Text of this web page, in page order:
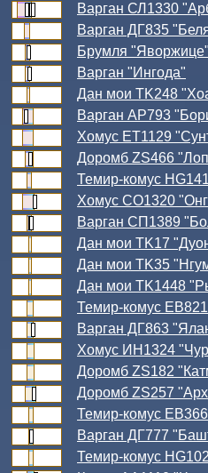
Варган СЛ1330
Варган ДГ835
Брумля "Яворжице"
Варган "Ингода"
Дан мои TK248
Варган АР793
Хомус ЕТ1129
Доромб ZS466
Темир-комус
Хомус СО1320
Варган СП1389
Дан мои TK17
Дан мои TK35
Дан мои TK1448
Темир-комус
Варган ДГ863
Хомус ИН1324
Доромб ZS182
Доромб ZS257
Темир-комус
Варган ДГ777
Темир-комус